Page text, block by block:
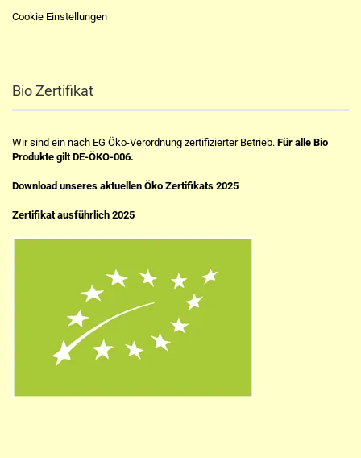
Cookie Einstellungen
Bio Zertifikat
Wir sind ein nach EG Öko-Verordnung zertifizierter Betrieb. Für alle Bio
Produkte gilt DE-ÖKO-006.
Download unseres aktuellen Öko Zertifikats 2025
Zertifikat ausführlich 2025